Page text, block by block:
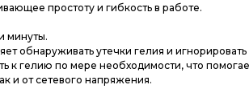
простоту и гибкость в работе.
минуты.
обнаруживать утечки гелия и игнорировать
к гелию по мере необходимости, что
и от сетевого напряжения.